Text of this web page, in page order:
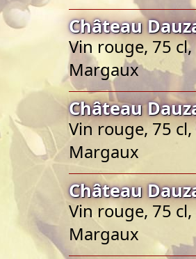
Château
Vin rouge, 75
Margaux
Château
Vin rouge, 75
Margaux
Château
Vin rouge, 75
Margaux